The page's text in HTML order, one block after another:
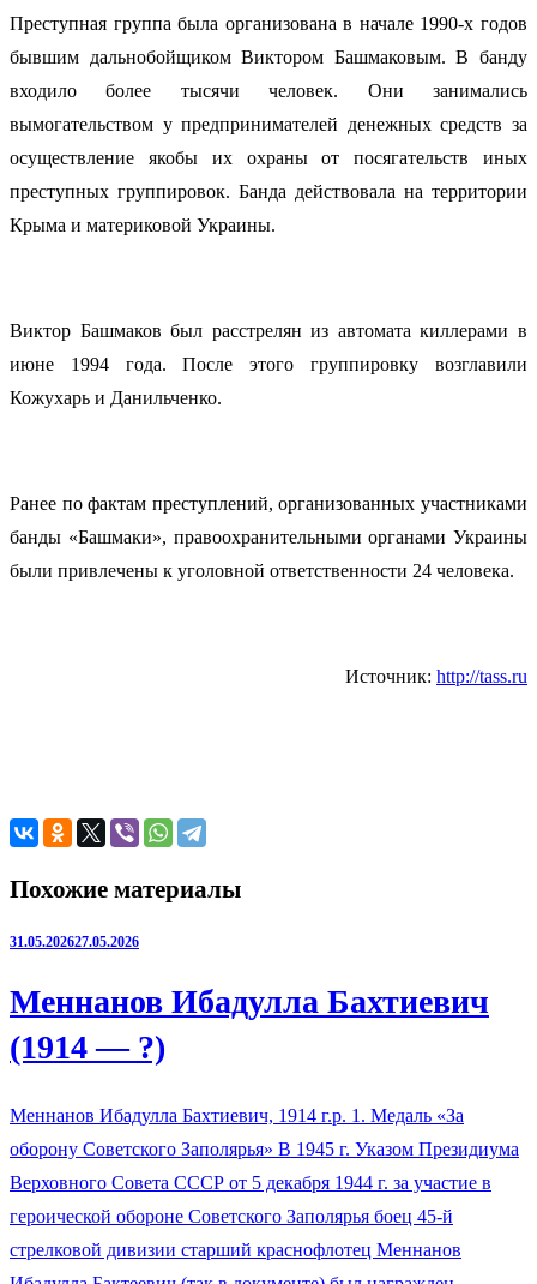
Преступная группа была организована в начале 1990-х годов
бывшим дальнобойщиком Виктором Башмаковым. В банду
входило более тысячи человек. Они занимались
вымогательством у предпринимателей денежных средств за
осуществление якобы их охраны от посягательств иных
преступных группировок. Банда действовала на территории
Крыма и материковой Украины.
Виктор Башмаков был расстрелян из автомата киллерами в
июне 1994 года. После этого группировку возглавили
Кожухарь и Данильченко.
Ранее по фактам преступлений, организованных участниками
банды «Башмаки», правоохранительными органами Украины
были привлечены к уголовной ответственности 24 человека.
Источник: http://tass.ru
Похожие материалы
31.05.202627.05.2026
Меннанов Ибадулла Бахтиевич
(1914 — ?)
Меннанов Ибадулла Бахтиевич, 1914 г.р. 1. Медаль «За
оборону Советского Заполярья» В 1945 г. Указом Президиума
Верховного Совета СССР от 5 декабря 1944 г. за участие в
героической обороне Советского Заполярья боец 45-й
стрелковой дивизии старший краснофлотец Меннанов